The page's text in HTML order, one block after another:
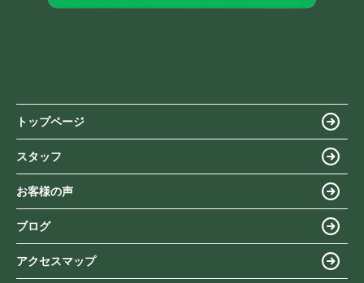
トップページ
スタッフ
お客様の声
ブログ
アクセスマップ